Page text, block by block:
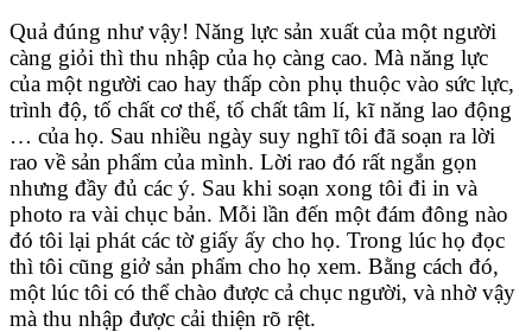
Quả đúng như vậy! Năng lực sản xuất của một người
càng giỏi thì thu nhập của họ càng cao. Mà năng lực
của một người cao hay thấp còn phụ thuộc vào sức lực,
trình độ, tố chất cơ thể, tố chất tâm lí, kĩ năng lao động
… của họ. Sau nhiều ngày suy nghĩ tôi đã soạn ra lời
rao về sản phẩm của mình. Lời rao đó rất ngắn gọn
nhưng đầy đủ các ý. Sau khi soạn xong tôi đi in và
photo ra vài chục bản. Mỗi lần đến một đám đông nào
đó tôi lại phát các tờ giấy ấy cho họ. Trong lúc họ đọc
thì tôi cũng giở sản phẩm cho họ xem. Bằng cách đó,
một lúc tôi có thể chào được cả chục người, và nhờ vậy
mà thu nhập được cải thiện rõ rệt.